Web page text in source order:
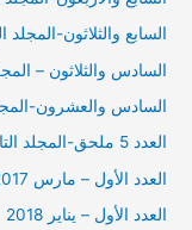
السابع والثلاثون-المجلد
السادس والثلاثون –
السادس والعشرون-
العدد 5 ملحق-المجلد التاسع
العدد الأول – مارس 2017
العدد الأول – يناير 2018